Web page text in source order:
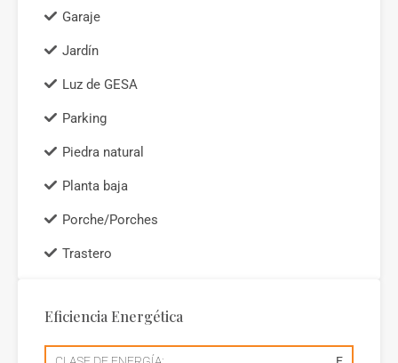
Garaje
Jardín
Luz de GESA
Parking
Piedra natural
Planta baja
Porche/Porches
Trastero
Eficiencia Energética